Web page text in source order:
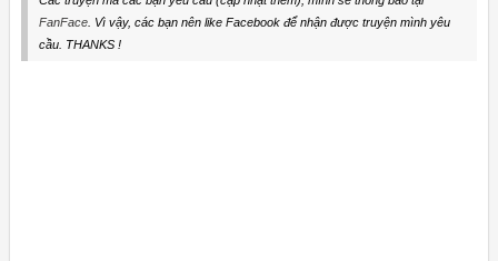
FanFace. Vì vậy, các bạn nên like Facebook để nhận được truyện mình yêu
cầu. THANKS !